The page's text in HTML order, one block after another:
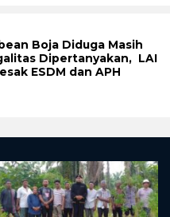
Boja Diduga Masih
Dipertanyakan, LAI
ESDM dan APH